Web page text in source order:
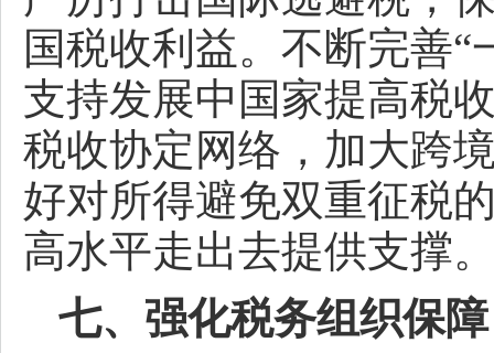
国税收利益。不断完善
支持发展中国家提高税
税收协定网络，加大跨
好对所得避免双重征税
高水平走出去提供支撑
七、强化税务组织保障